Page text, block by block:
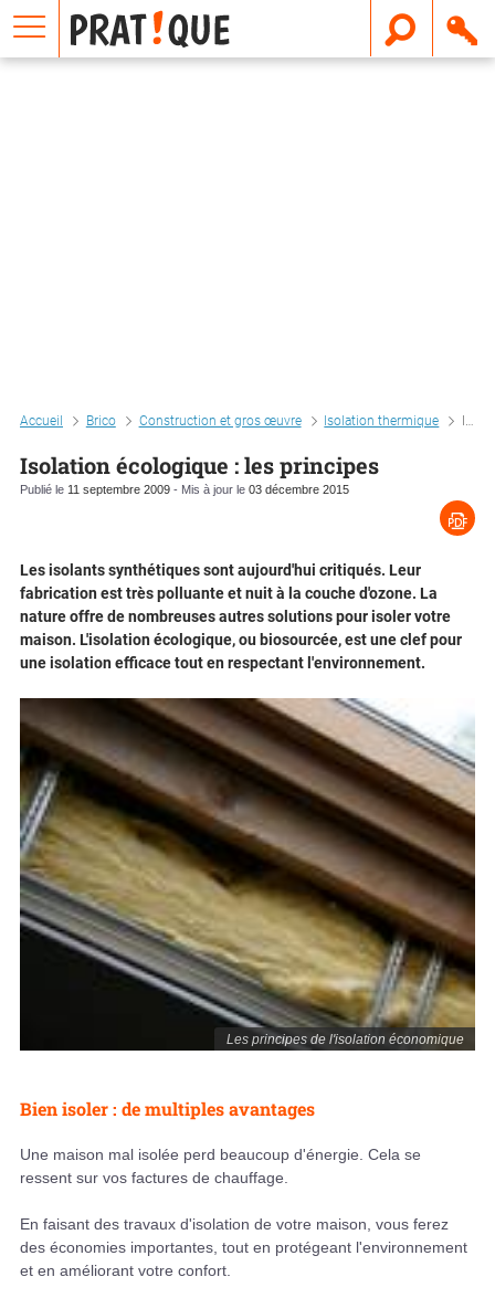
Accueil Brico Construction et gros œuvre Isolation thermique
Isolation écologique : les principes
Publié le 11 septembre 2009 - Mis à jour le 03 décembre 2015
Les principes de l'isolation économique
Les isolants synthétiques sont aujourd'hui critiqués. Leur
fabrication est très polluante et nuit à la couche d'ozone. La
nature offre de nombreuses autres solutions pour isoler votre
maison. L'isolation écologique, ou biosourcée, est une clef pour
une isolation efficace tout en respectant l'environnement.
Bien isoler : de multiples avantages
Une maison mal isolée perd beaucoup d'énergie. Cela se
ressent sur vos factures de chauffage.
En faisant des travaux d'isolation de votre maison, vous ferez
des économies importantes, tout en protégeant l'environnement
et en améliorant votre confort.
E
m
a